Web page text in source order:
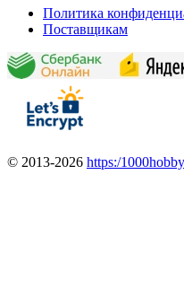
Политика
Поставщикам
© 2013-2026 https:/